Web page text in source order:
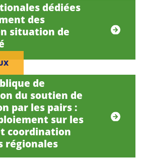
dédiées
des
situation de
de
du soutien de
par les pairs :
sur les
coordination
régionales